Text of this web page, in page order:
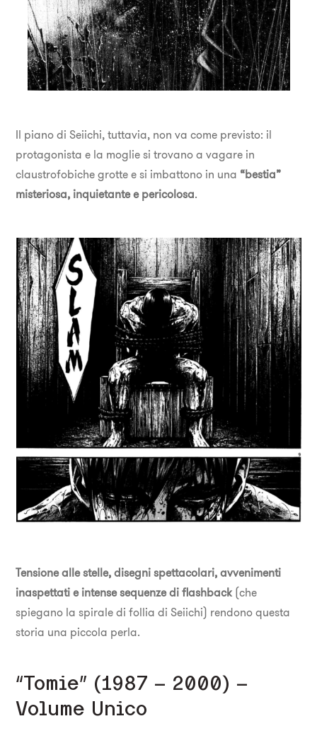
Il piano di Seiichi, tuttavia, non va come previsto: il
protagonista e la moglie si trovano a vagare in
claustrofobiche grotte e si imbattono in una “bestia”
misteriosa, inquietante e pericolosa.
Tensione alle stelle, disegni spettacolari, avvenimenti
inaspettati e intense sequenze di flashback (che
spiegano la spirale di follia di Seiichi) rendono questa
storia una piccola perla.
“Tomie” (1987 – 2000) –
Volume Unico